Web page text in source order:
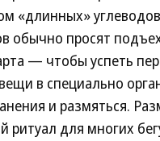
«длинных»
обычно просят
— чтобы успеть
в специально
и размяться.
ритуал для многих